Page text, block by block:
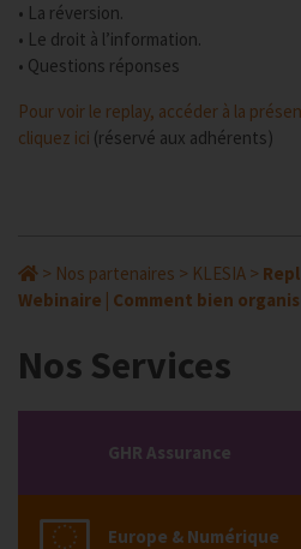
• La réversion.
• Le droit à l’information.
• Questions réponses
Pour voir le replay, accéder à la
cliquez ici (réservé aux adhérents)
> Nos partenaires > KLESIA >
Webinaire | Comment bien
Nos Services
GHR Assurance
Europe & Numérique